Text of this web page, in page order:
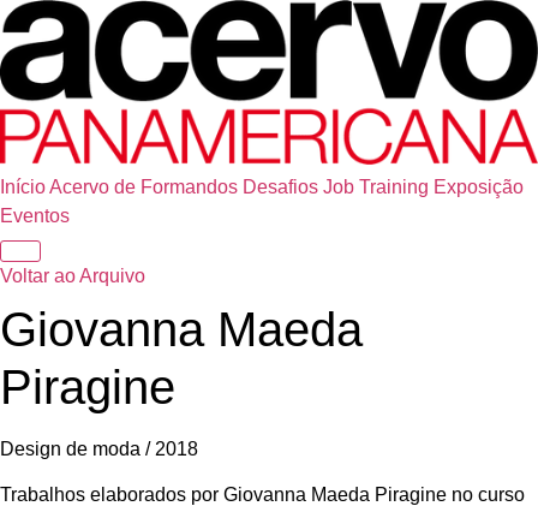
InícioAcervo de Formandos Desafios Job Training Exposição
Eventos
Voltar ao Arquivo
Giovanna Maeda
Piragine
Design de moda / 2018
Trabalhos elaborados por Giovanna Maeda Piragine no curso